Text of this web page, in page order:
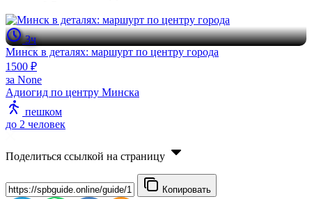
3ч
Минск в деталях: маршурт по центру города
1500 ₽
за None
Адиогид по центру Минска
пешком
до 2 человек
Поделиться ссылкой на страницу
Копировать